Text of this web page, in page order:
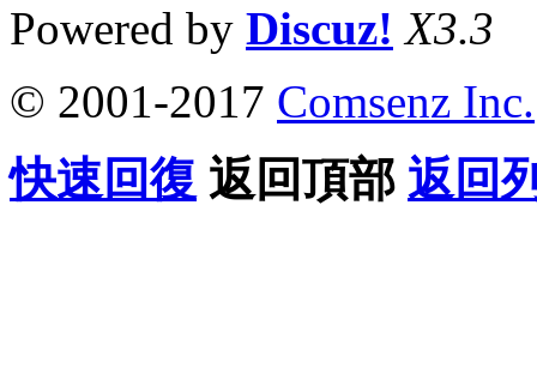
Powered by Discuz! X3.3
© 2001-2017 Comsenz Inc.
快速回復 返回頂部 返回